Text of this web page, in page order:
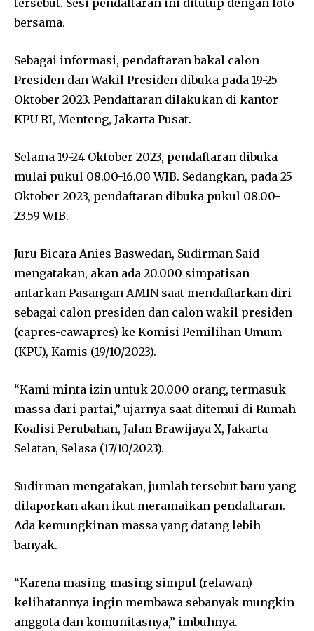
bersama.
Sebagai informasi, pendaftaran bakal calon
Presiden dan Wakil Presiden dibuka pada 19-25
Oktober 2023. Pendaftaran dilakukan di kantor
KPU RI, Menteng, Jakarta Pusat.
Selama 19-24 Oktober 2023, pendaftaran dibuka
mulai pukul 08.00-16.00 WIB. Sedangkan, pada 25
Oktober 2023, pendaftaran dibuka pukul 08.00-
23.59 WIB.
Juru Bicara Anies Baswedan, Sudirman Said
mengatakan, akan ada 20.000 simpatisan
antarkan Pasangan AMIN saat mendaftarkan diri
sebagai calon presiden dan calon wakil presiden
(capres-cawapres) ke Komisi Pemilihan Umum
(KPU), Kamis (19/10/2023).
“Kami minta izin untuk 20.000 orang, termasuk
massa dari partai,” ujarnya saat ditemui di Rumah
Koalisi Perubahan, Jalan Brawijaya X, Jakarta
Selatan, Selasa (17/10/2023).
Sudirman mengatakan, jumlah tersebut baru yang
dilaporkan akan ikut meramaikan pendaftaran.
Ada kemungkinan massa yang datang lebih
banyak.
“Karena masing-masing simpul (relawan)
kelihatannya ingin membawa sebanyak mungkin
anggota dan komunitasnya,” imbuhnya.